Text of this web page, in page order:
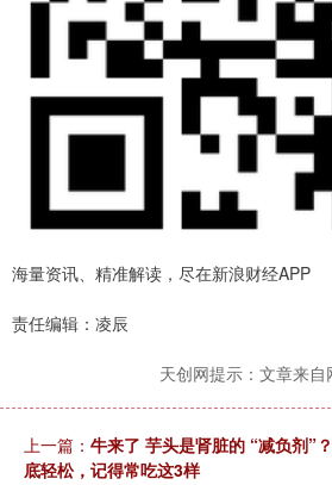
海量资讯、精准解读，尽在新浪财经APP
责任编辑：凌辰
天创网提示：文章来自
上一篇： 牛来了 芋头是肾脏的 “减负剂”
底轻松，记得常吃这3样